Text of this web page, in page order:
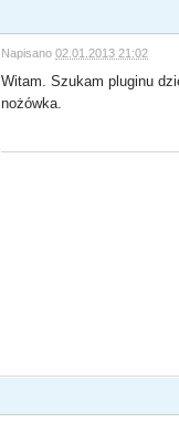
Napisano02.01.2013 21:02
Witam. Szukam pluginu
nożówka.